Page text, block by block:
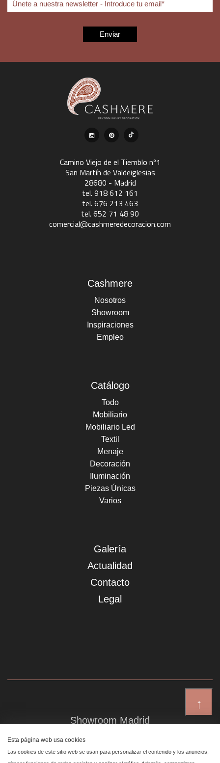
↑
Camino Viejo de el Tiemblo nº1
San Martín de Valdeiglesias
28680 - Madrid
tel. 918 612 161
tel. 676 213 463
tel. 652 71 48 90
comercial@cashmeredecoracion.com
Cashmere
Nosotros
Showroom
Inspiraciones
Empleo
Catálogo
Todo
Mobiliario
Mobiliario Led
Textil
Menaje
Decoración
Iluminación
Piezas Únicas
Varios
Galería
Actualidad
Contacto
Legal
Showroom Madrid
Plaza de Canalejas 6, 4 izq
Centro, 28014 Madrid
Esta página web usa cookies
Las cookies de este sitio web se usan para personalizar el contenido y los anuncios,